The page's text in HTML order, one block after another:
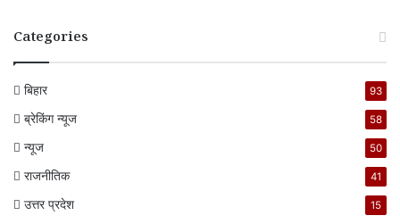
Categories
बिहार 93
ब्रेकिंग न्यूज 58
न्यूज 50
राजनीतिक 41
उत्तर प्रदेश 15